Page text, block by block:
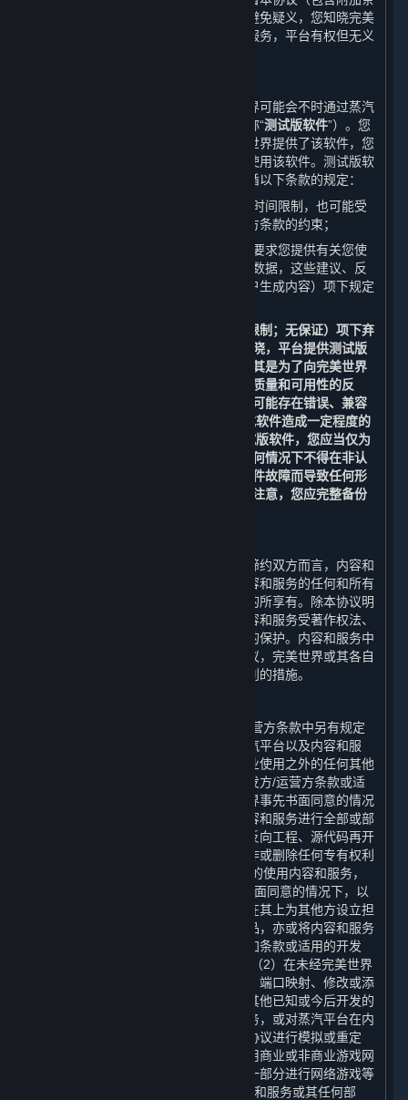
款）授予您将获得该等更新的权利。为避免疑义，您知晓完美
世界不保证其会持续更新或升级内容和服务，平台有权但无义
在某些软件正式上线发售之前，完美世界可能会不时通过蒸汽
平台向您提供该软件的测试版（以下简称“测试版软件”）。您
并非必须使用测试版软件，但如果完美世界提供了该软件，您
可以在遵守以下条款的前提下自行选择使用该软件。测试版软
件为内容和服务的一部分，使用时需遵循以下条款的规定：
您使用测试版软件的权利可能会受到时间限制，也可能受
到附加条款和/或适用的开发方/运营方条款的约束；
完美世界或完美世界的关联方可能会要求您提供有关您使
用测试版软件的建议、反馈或者相关数据，这些建议、反
馈或者数据会被视为下文第6条（用户生成内容）项下规定
除了应适用第9条（免责声明；责任限制；无保证）项下弃
权和责任限制条款以外，您还应当知晓，平台提供测试版
软件的目的仅为测试和改进软件，尤其是为了向完美世界
以及其关联方提供有关测试版软件的质量和可用性的反
馈；测试版软件并非最终版本，因此可能存在错误、兼容
性问题，或对您的计算机、数据和/或软件造成一定程度的
损坏。如果您选择安装和/或使用测试版软件，您应当仅为
测试和改进软件的目的使用，且在任何情况下不得在非认
可的系统上使用或在可能因测试版软件故障而导致任何形
式损害之情形下使用。此外，请特别注意，您应完整备份
受限于许可方协议的规定，对于本协议缔约双方而言，内容和
服务的所有权和相关知识产权，以及内容和服务的任何和所有
副本，由完美世界为运营蒸汽平台之目的所享有。除本协议明
确说明外，完美世界保留所有权利。内容和服务受著作权法、
国际版权条约和公约以及其他适用法律的保护。内容和服务中
包含某些被许可的内容，如您违反本协议，完美世界或其各自
关联方以及许可方可能会采取保护其权利的措施。
除本协议、附加条款或适用的开发方/运营方条款中另有规定
外，您不得将内容和服务用于除访问蒸汽平台以及内容和服
务、以及对内容和服务进行个人的非商业使用之外的任何其他
目的。除本协议、附加条款或适用的开发方/运营方条款或适
用的法律另有规定外，在未取得完美世界事先书面同意的情况
下，您不可以对通过蒸汽平台获得的内容和服务进行全部或部
分地复制、复印、出版、分发、翻译、反向工程、源代码再开
发、修改、拆解、反编译、衍生作品创作或删除任何专有权利
声明或标签。 您有权为您个人使用之目的使用内容和服务，
但您不得：（1）在未经完美世界事先书面同意的情况下，以
任何方式向其他方出售内容或服务，或在其上为其他方设立担
保，或向其他方转让内容和服务的复制品，亦或将内容和服务
出租或许可给他人使用，但本协议、附加条款或适用的开发
方/运营方条款中明确允许的情况除外；（2）在未经完美世界
事先书面同意的情况下，通过模拟协议、端口映射、修改或添
加内容和服务的组件、使用应用程序或其他已知或今后开发的
技术，为内容和服务搭建或提供匹配服务，或对蒸汽平台在内
容和服务的任何网络功能中使用的通信协议进行模拟或重定
向，用于在互联网上进行网络游戏、利用商业或非商业游戏网
络或作为内容聚合网络、网站或服务的一部分进行网络游戏等
用途；或（3）为任何商业目的利用内容和服务或其任何部